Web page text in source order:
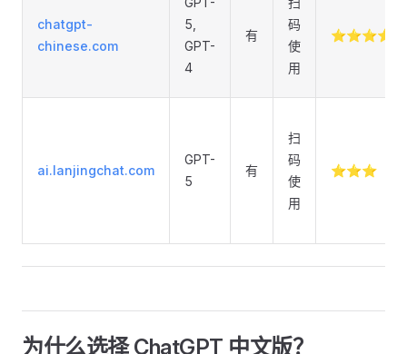
chatgpt-
chinese.com
5,
GPT-
4
有
码
使
用
⭐⭐⭐⭐
ai.lanjingchat.com
GPT-
5
有
扫
码
使
用
⭐⭐⭐
为什么选择 ChatGPT 中文版？